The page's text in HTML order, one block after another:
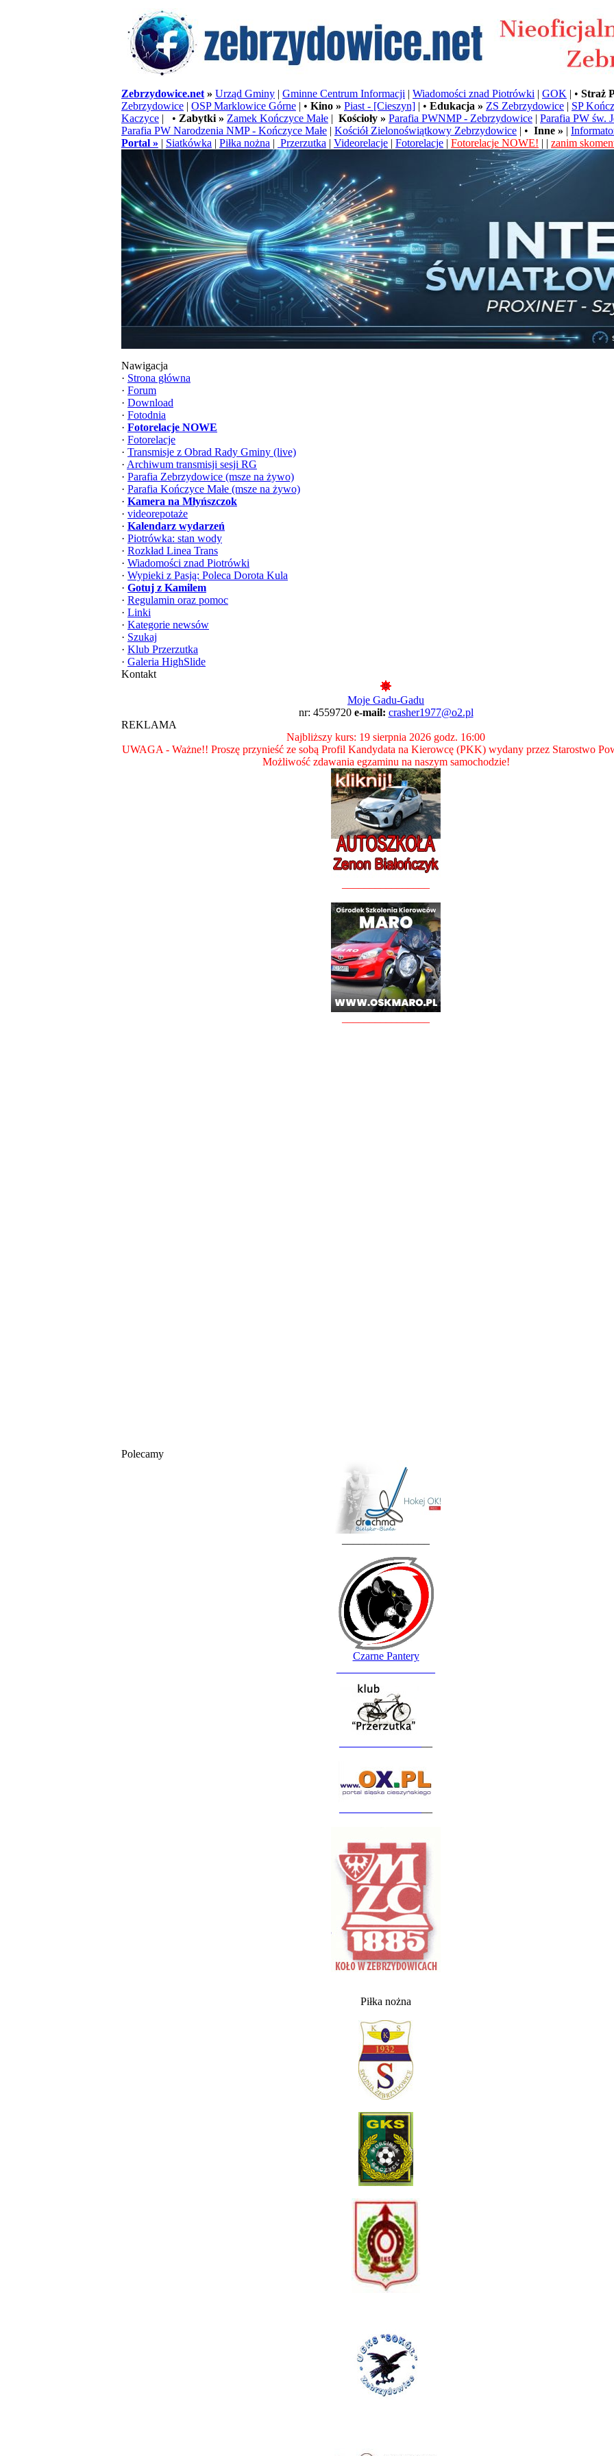
Zebrzydowice.net » Urząd Gminy | Gminne Centrum Informacji | Wiadomości znad Piotrówki | GOK | • Straż
Zebrzydowice | OSP Marklowice Górne | • Kino » Piast - [Cieszyn] | • Edukacja » ZS Zebrzydowice | SP
Kaczyce | • Zabytki » Zamek Kończyce Małe | Kościoły » Parafia PWNMP - Zebrzydowice | Parafia PW św.
Parafia PW Narodzenia NMP - Kończyce Małe | Kościół Zielonoświątkowy Zebrzydowice | • Inne » |
Portal » | Siatkówka | Piłka nożna | Przerzutka | Videorelacje | Fotorelacje | Fotorelacje NOWE! | | zanim
Nawigacja
· Strona główna
· Forum
· Download
· Fotodnia
· Fotorelacje NOWE
· Fotorelacje
· Transmisje z Obrad Rady Gminy (live)
· Archiwum transmisji sesji RG
· Parafia Zebrzydowice (msze na żywo)
· Parafia Kończyce Małe (msze na żywo)
· Kamera na Młyńszczok
· videorepotaże
· Kalendarz wydarzeń
· Piotrówka: stan wody
· Rozkład Linea Trans
· Wiadomości znad Piotrówki
· Wypieki z Pasją: Poleca Dorota Kula
· Gotuj z Kamilem
· Regulamin oraz pomoc
· Linki
· Kategorie newsów
· Szukaj
· Klub Przerzutka
· Galeria HighSlide
Kontakt
Moje Gadu-Gadu
nr: 4559720 e-mail: crasher1977@o2.pl
REKLAMA
Najbliższy kurs: 19 sierpnia 2026 godz. 16:00
UWAGA - Ważne!! Proszę przynieść ze sobą Profil Kandydata na Kierowcę (PKK) wydany przez Starostwo
Możliwość zdawania egzaminu na naszym samochodzie!
Polecamy
Czarne Pantery
Piłka nożna